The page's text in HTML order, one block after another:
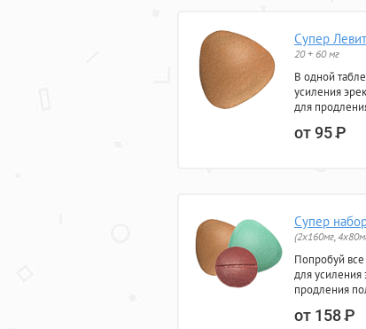
Супер
20 + 60 мг
В одной
усиления
для
от 95Р
Супер
(2х160мг,
Попробуй
для усиления
продления
от 158Р